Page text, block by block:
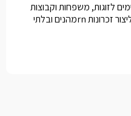
לזוגות, משפחות וקבוצות
המעוניינים להעשיר את חווית הנופש וליצור זכרונות rnמהנים ובלתי